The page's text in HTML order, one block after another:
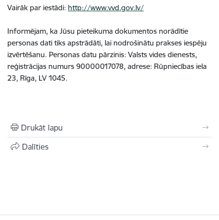
Vairāk par iestādi: http://www.vvd.gov.lv/
Informējam, ka Jūsu pieteikuma dokumentos norādītie
personas dati tiks apstrādāti, lai nodrošinātu prakses iespēju
izvērtēšanu. Personas datu pārzinis: Valsts vides dienests,
reģistrācijas numurs 90000017078, adrese: Rūpniecības iela
23, Rīga, LV 1045.
Drukāt lapu
Dalīties